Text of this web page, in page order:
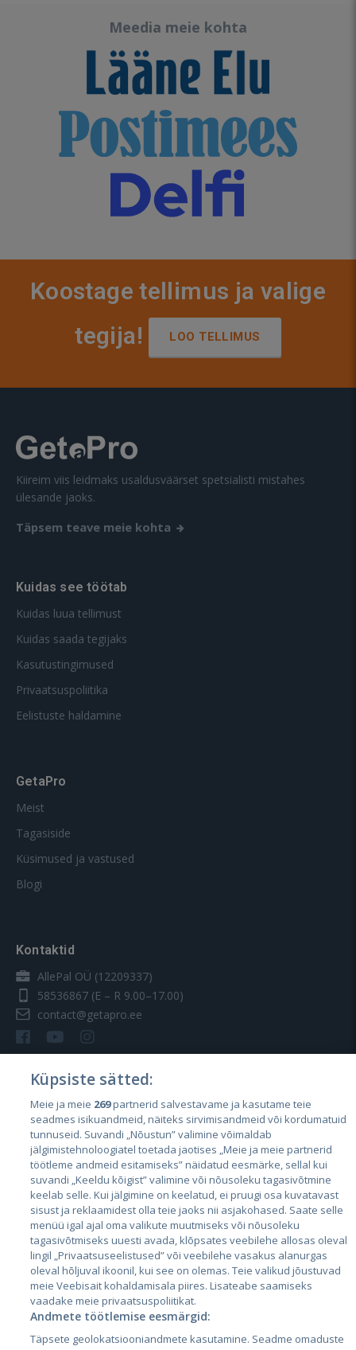
Meedia meie kohta
Koostage tellimus ja valige
tegija!
LOO TELLIMUS
Kiireim viis leidmaks usaldusväärset spetsialisti mistahes
ülesande jaoks.
Täpsem teave meie kohta
Kuidas see töötab
Kuidas luua tellimust
Kuidas saada tegijaks
Kasutustingimused
Privaatsuspoliitika
Eelistuste haldamine
GetaPro
Meist
Tagasiside
Küsimused ja vastused
Blogi
Kontaktid
AllePal OÜ (12209337)
58536867 (E – R 9.00–17.00)
contact@getapro.ee
Riigid
Eesti
Läti
Leedu
City24.lv
CVbankas.lt
Küpsiste sätted:
Meie ja meie 269partnerid salvestavame ja kasutame teie
seadmes isikuandmeid, näiteks sirvimisandmeid või kordumatuid
tunnuseid. Suvandi „Nõustun” valimine võimaldab
jälgimistehnoloogiatel toetada jaotises „Meie ja meie partnerid
töötleme andmeid esitamiseks” näidatud eesmärke, sellal kui
suvandi „Keeldu kõigist” valimine või nõusoleku tagasivõtmine
keelab selle. Kui jälgimine on keelatud, ei pruugi osa kuvatavast
sisust ja reklaamidest olla teie jaoks nii asjakohased. Saate selle
menüü igal ajal oma valikute muutmiseks või nõusoleku
tagasivõtmiseks uuesti avada, klõpsates veebilehe allosas oleval
lingil „Privaatsuseelistused” või veebilehe vasakus alanurgas
oleval hõljuval ikoonil, kui see on olemas. Teie valikud jõustuvad
meie Veebisait kohaldamisala piires. Lisateabe saamiseks
vaadake meie privaatsuspoliitikat.
Andmete töötlemise eesmärgid:
Täpsete geolokatsiooniandmete kasutamine. Seadme omaduste